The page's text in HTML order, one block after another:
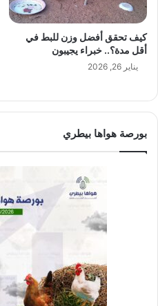
كيف تحقق أفضل وزن للبط في
أقل مدة؟.. خبراء يجيبون
يناير 26, 2026
بورصة هواها بيطري